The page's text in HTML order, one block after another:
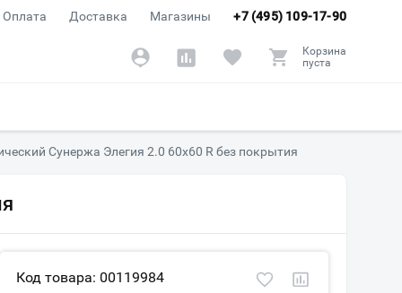
+7 (495) 109-17-90
Оплата Доставка Магазины
Корзина
пуста
Сунержа Элегия 2.0 60х60 R без покрытия
Код товара: 00119984